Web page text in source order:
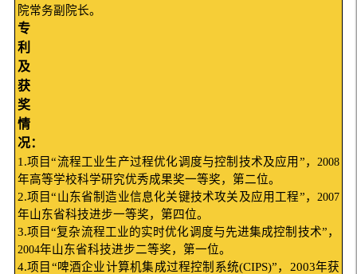
院常务副院长。
专
利
及
获
奖
情
况：
1.项目“流程工业生产过程优化调度与控制技术及应用”， 2008
年高等学校科学研究优秀成果奖一等奖，第二位。
2.项目“山东省制造业信息化关键技术攻关及应用工程”， 2007
年山东省科技进步一等奖，第四位。
3.项目“复杂流程工业的实时优化调度与先进集成控制技术”，
2004年山东省科技进步二等奖，第一位。
4.项目“啤酒企业计算机集成过程控制系统(CIPS)”， 2003年获